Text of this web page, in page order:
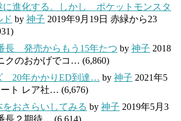
に進化する。しかし ポケットモンスタ
ド by 神子 2019年9月19日 赤緑から23
長 発売からもう15年たつ by 神子 2018
クのおかげでコ… (6,860)
20年かかりED到達… by 神子 2021年5
ト レア社… (6,676)
おさらいしてみる by 神子 2019年5月3
長２期待… (6,614)